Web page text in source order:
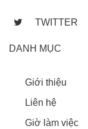
TWITTER
DANH MỤC
Giới thiệu
Liên hệ
Giờ làm việc